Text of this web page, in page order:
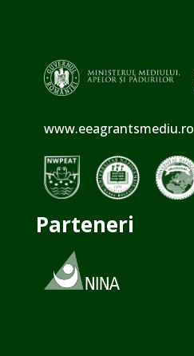
www.eeagrantsmediu.ro
Parteneri